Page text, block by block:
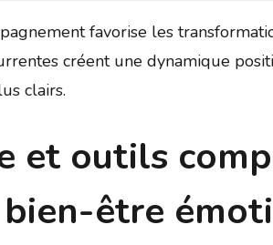
favorise les
créent une dynamique
clairs.
et outils
être